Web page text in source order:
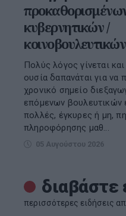
κυβερνητικών /
Πολύς λόγος γίνεται
ουσία δαπανάται για να
χρονικό σημείο
επόμενων βουλευτικών
πολλές, έγκυρες ή μη,
πληροφόρησης μαθ...
05 Αυγούστου 2026
διαβάστε
περισσότερες ειδήσεις